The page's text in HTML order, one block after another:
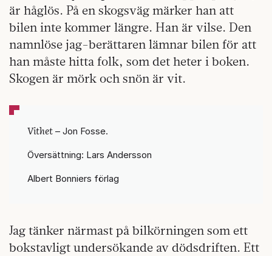
är håglös. På en skogsväg märker han att
bilen inte kommer längre. Han är vilse. Den
namnlöse jag-berättaren lämnar bilen för att
han måste hitta folk, som det heter i boken.
Skogen är mörk och snön är vit.
Vithet – Jon Fosse.
Översättning: Lars Andersson
Albert Bonniers förlag
Jag tänker närmast på bilkörningen som ett
bokstavligt undersökande av dödsdriften. Ett